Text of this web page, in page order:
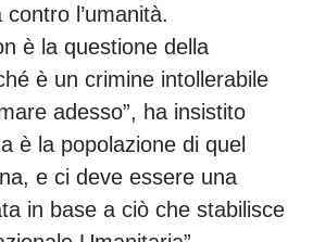
l’umanità.
è la questione della
è un crimine intollerabile
adesso”, ha insistito
è la popolazione di quel
e ci deve essere una
in base a ciò che stabilisce